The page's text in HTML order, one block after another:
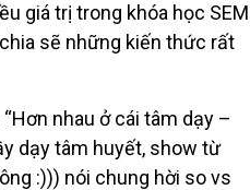
giá trị trong khóa học SEM
sẽ những kiến thức rất
nhau ở cái tâm dạy –
dạy tâm huyết, show từ
:))) nói chung hời so vs